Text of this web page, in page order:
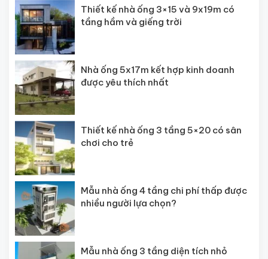
Thiết kế nhà ống 3×15 và 9x19m có
tầng hầm và giếng trời
Nhà ống 5x17m kết hợp kinh doanh
được yêu thích nhất
Thiết kế nhà ống 3 tầng 5×20 có sân
chơi cho trẻ
Mẫu nhà ống 4 tầng chi phí thấp được
nhiều người lựa chọn?
Mẫu nhà ống 3 tầng diện tích nhỏ